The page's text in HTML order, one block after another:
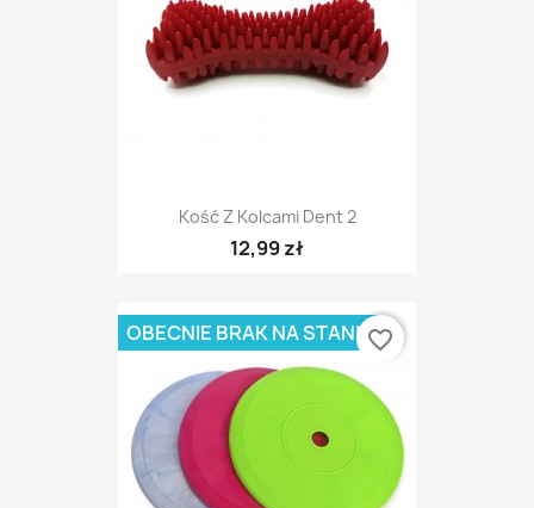
Kość Z Kolcami Dent 2
12,99 zł
OBECNIE BRAK NA STANIEfavorite_border